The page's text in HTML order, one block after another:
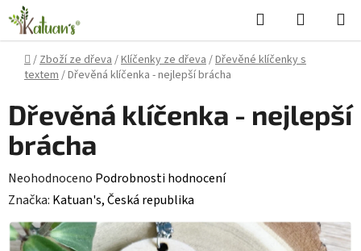
Přejít
na
obsah
Hledat
KOŠÍK
Domů
/Zboží ze dřeva/Klíčenky ze dřeva/Dřevěné klíčenky s
textem/Dřevěná klíčenka - nejlepší brácha
Dřevěná klíčenka - nejlepší
brácha
Průměrné
hodnocení
produktu
je
Neohodnoceno Podrobnosti hodnocení
Značka: Katuan's, Česká republika